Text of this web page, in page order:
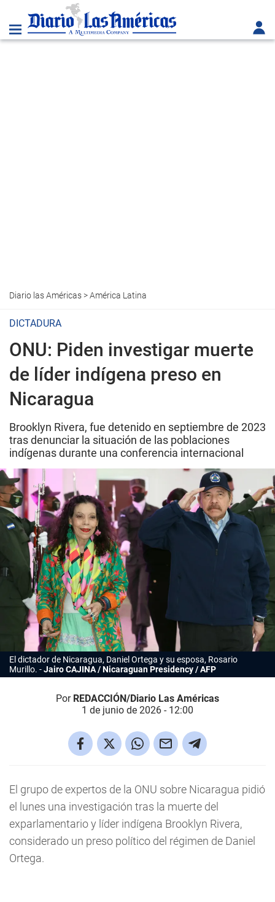
Diario las Américas>América Latina
DICTADURA
ONU: Piden investigar muerte
de líder indígena preso en
Nicaragua
Brooklyn Rivera, fue detenido en septiembre de 2023
tras denunciar la situación de las poblaciones
indígenas durante una conferencia internacional
El dictador de Nicaragua, Daniel Ortega y su esposa, Rosario
Murillo.
Jairo CAJINA / Nicaraguan Presidency / AFP
Por REDACCIÓN/Diario Las Américas
1 de junio de 2026 - 12:00
El grupo de expertos de la ONU sobre Nicaragua pidió
el lunes una investigación tras la muerte del
exparlamentario y líder indígena Brooklyn Rivera,
considerado un preso político del régimen de Daniel
Ortega.